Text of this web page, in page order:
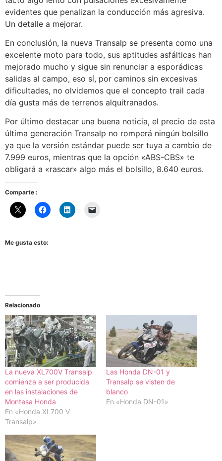
evidentes que penalizan la conducción más agresiva.
Un detalle a mejorar.
En conclusión, la nueva Transalp se presenta como una
excelente moto para todo, sus aptitudes asfálticas han
mejorado mucho y sigue sin renunciar a esporádicas
salidas al campo, eso sí, por caminos sin excesivas
dificultades, no olvidemos que el concepto trail cada
día gusta más de terrenos alquitranados.
Por último destacar una buena noticia, el precio de esta
última generación Transalp no romperá ningún bolsillo
ya que la versión estándar puede ser tuya a cambio de
7.999 euros, mientras que la opción «ABS-CBS» te
obligará a «rascar» algo más el bolsillo, 8.640 euros.
Comparte :
Me gusta esto:
Relacionado
La nueva XL700V Transalp
comienza a ser producida
en las instalaciones de
Montesa Honda
En «Honda XL700 V
Transalp»
Las Honda DN-01 y
Transalp se visten de
blanco
En «Honda DN-01»